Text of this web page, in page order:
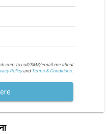
to call/SMS/email me about
Policyand Terms & Conditions.